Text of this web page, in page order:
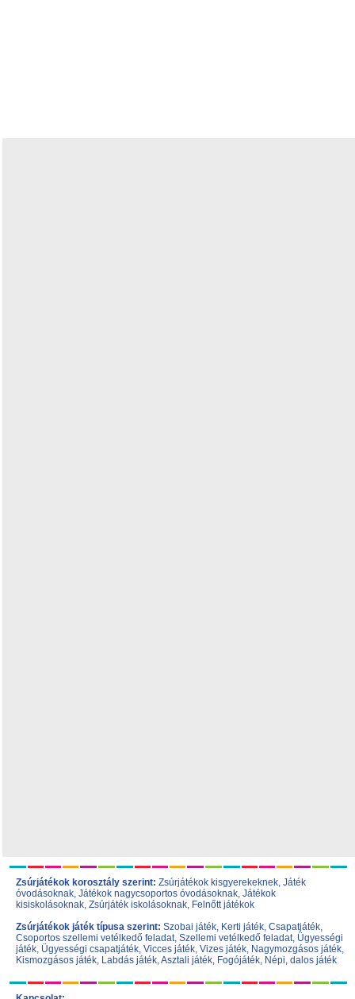
Zsúrjátékok korosztály szerint: Zsúrjátékok kisgyerekeknek, Játék
óvodásoknak, Játékok nagycsoportos óvodásoknak, Játékok
kisiskolásoknak, Zsúrjáték iskolásoknak, Felnőtt játékok
Zsúrjátékok játék típusa szerint: Szobai játék, Kerti játék, Csapatjáték,
Csoportos szellemi vetélkedő feladat, Szellemi vetélkedő feladat, Ügyességi
játék, Ügyességi csapatjáték, Vicces játék, Vizes játék, Nagymozgásos játék,
Kismozgásos játék, Labdás játék,Asztali játék, Fogójáték, Népi, dalos játék